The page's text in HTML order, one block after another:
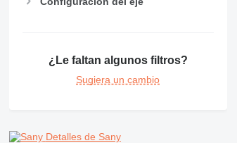
¿Le faltan algunos filtros?
Sugiera un cambio
Detalles de Sany